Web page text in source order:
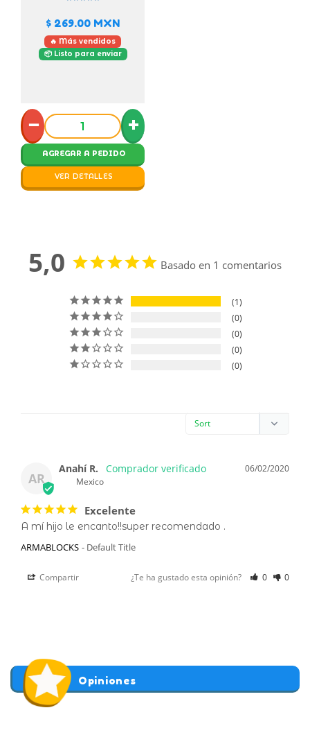
$ 269.00 MXN
🔥 Más vendidos
📦 Listo para enviar
− +
AGREGAR A PEDIDO
VER DETALLES
5,0 Basado en 1 comentarios
1
0
0
0
0
AR
06/02/2020
Anahí R.
Mexico
Excelente
A mí hijo le encanto!!super recomendado .
ARMABLOCKS
Default Title
Compartir ¿Te ha gustado esta opinión? 0 0
Opiniones